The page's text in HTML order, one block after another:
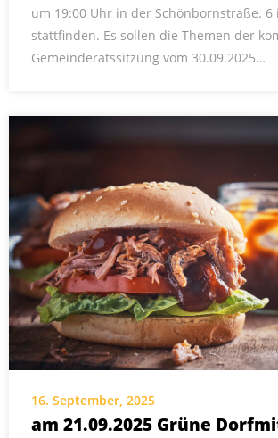
um 19:00 Uhr in der Schönbornstraße. 6
stattfinden. Es sollen die Themen der
Gemeinderatssitzung vom 30.09.2025…
16. September, 2025
am 21.09.2025 Grüne